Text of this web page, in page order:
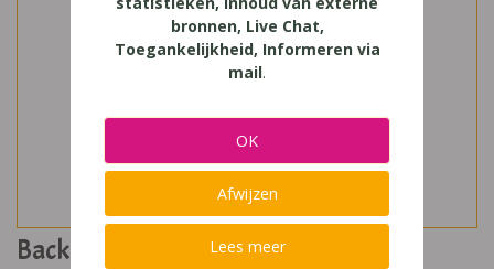
Backbone 2T
bronnen, Live Chat,
Toegankelijkheid, Informeren via
mail.
OK
Afwijzen
Lees meer